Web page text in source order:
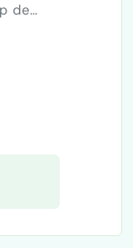
de
om op